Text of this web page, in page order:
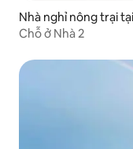
Nhà nghỉ nông trại
Chỗ ở Nhà 2